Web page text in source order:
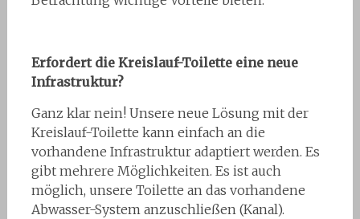
Erfordert die Kreislauf-Toilette eine neue
Infrastruktur?
Ganz klar nein! Unsere neue Lösung mit der
Kreislauf-Toilette kann einfach an die
vorhandene Infrastruktur adaptiert werden. Es
gibt mehrere Möglichkeiten. Es ist auch
möglich, unsere Toilette an das vorhandene
Abwasser-System anzuschließen (Kanal).